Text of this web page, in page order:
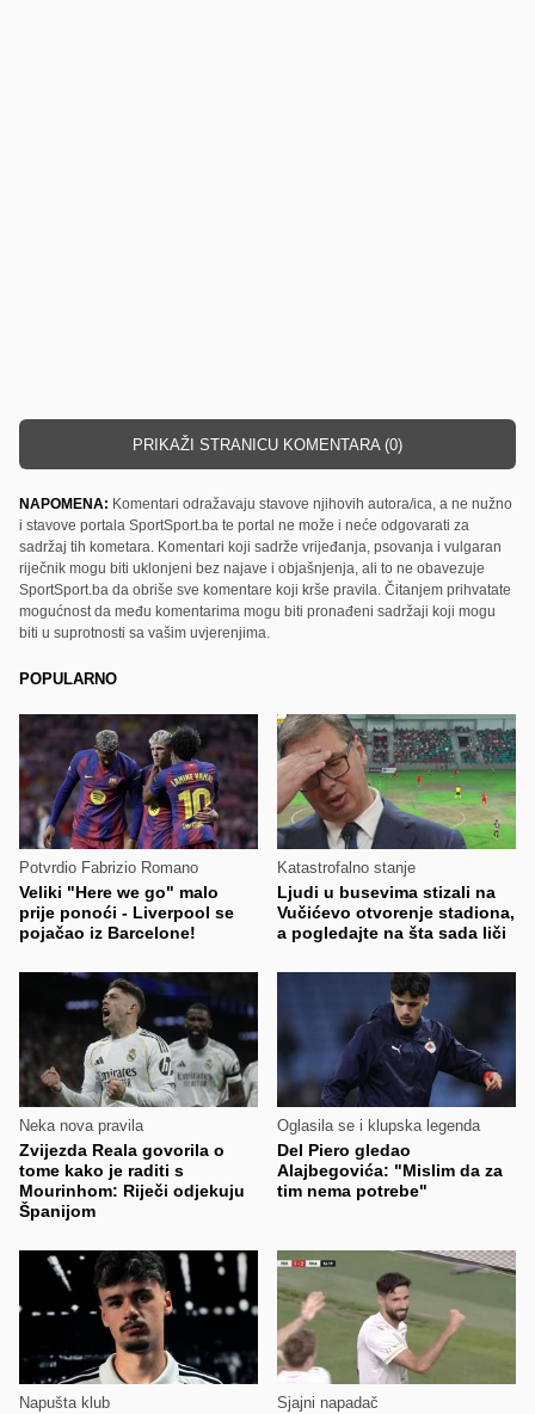
PRIKAŽI STRANICU KOMENTARA (0)
NAPOMENA: Komentari odražavaju stavove njihovih autora/ica, a ne nužno
i stavove portala SportSport.ba te portal ne može i neće odgovarati za
sadržaj tih kometara. Komentari koji sadrže vrijeđanja, psovanja i vulgaran
riječnik mogu biti uklonjeni bez najave i objašnjenja, ali to ne obavezuje
SportSport.ba da obriše sve komentare koji krše pravila. Čitanjem prihvatate
mogućnost da među komentarima mogu biti pronađeni sadržaji koji mogu
biti u suprotnosti sa vašim uvjerenjima.
POPULARNO
Potvrdio Fabrizio Romano
Veliki "Here we go" malo
prije ponoći - Liverpool se
pojačao iz Barcelone!
Katastrofalno stanje
Ljudi u busevima stizali na
Vučićevo otvorenje stadiona,
a pogledajte na šta sada liči
Neka nova pravila
Zvijezda Reala govorila o
tome kako je raditi s
Mourinhom: Riječi odjekuju
Španijom
Oglasila se i klupska legenda
Del Piero gledao
Alajbegovića: "Mislim da za
tim nema potrebe"
Napušta klub Sjajni napadač